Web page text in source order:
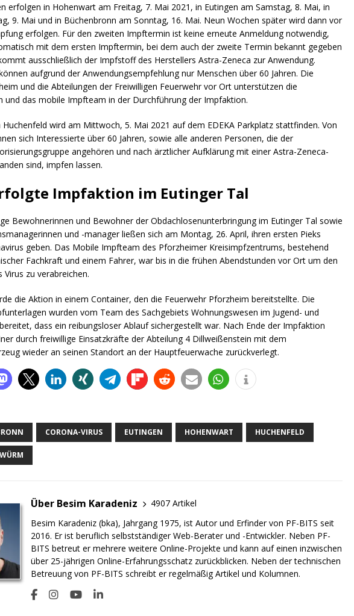
erfolgen in Hohenwart am Freitag, 7. Mai 2021, in Eutingen am Samstag, 8. Mai, in
9. Mai und in Büchenbronn am Sonntag, 16. Mai. Neun Wochen später wird dann vor
erfolgen. Für den zweiten Impftermin ist keine erneute Anmeldung notwendig,
mit dem ersten Impftermin, bei dem auch der zweite Termin bekannt gegeben
ausschließlich der Impfstoff des Herstellers Astra-Zeneca zur Anwendung.
aufgrund der Anwendungsempfehlung nur Menschen über 60 Jahren. Die
und die Abteilungen der Freiwilligen Feuerwehr vor Ort unterstützen die
und das mobile Impfteam in der Durchführung der Impfaktion.
wird am Mittwoch, 5. Mai 2021 auf dem EDEKA Parkplatz stattfinden. Von
sich Interessierte über 60 Jahren, sowie alle anderen Personen, die der
angehören und nach ärztlicher Aufklärung mit einer Astra-Zeneca-
sind, impfen lassen.
Impfaktion im Eutinger Tal
Bewohnerinnen und Bewohner der Obdachlosenunterbringung im Eutinger Tal sowie
und -manager ließen sich am Montag, 26. April, ihren ersten Pieks
geben. Das Mobile Impfteam des Pforzheimer Kreisimpfzentrums, bestehend
Fachkraft und einem Fahrer, war bis in die frühen Abendstunden vor Ort um den
Virus zu verabreichen.
die Aktion in einem Container, den die Feuerwehr Pforzheim bereitstellte. Die
wurden vom Team des Sachgebiets Wohnungswesen im Jugend- und
dass ein reibungsloser Ablauf sichergestellt war. Nach Ende der Impfaktion
durch freiwillige Einsatzkräfte der Abteilung 4 Dillweißenstein mit dem
wieder an seinen Standort an der Hauptfeuerwache zurückverlegt.
CORONA-VIRUS EUTINGEN HOHENWART HUCHENFELD
WÜRM
Über Besim Karadeniz
4907 Artikel
Besim Karadeniz (bka), Jahrgang 1975, ist Autor und Erfinder von PF-BITS seit
2016. Er ist beruflich selbstständiger Web-Berater und -Entwickler. Neben PF-
BITS betreut er mehrere weitere Online-Projekte und kann auf einen inzwischen
über 25-jährigen Online-Erfahrungsschatz zurückblicken. Neben der technischen
Betreuung von PF-BITS schreibt er regelmäßig Artikel und Kolumnen.